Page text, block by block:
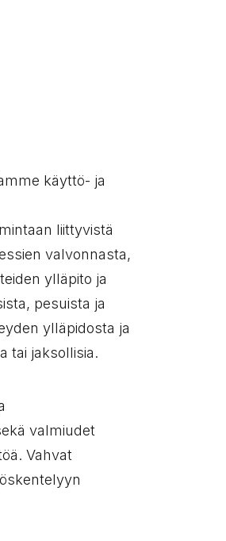
käyttö- ja
liittyvistä
valvonnasta,
ylläpito ja
pesuista ja
ylläpidosta ja
tai jaksollisia.
valmiudet
Vahvat